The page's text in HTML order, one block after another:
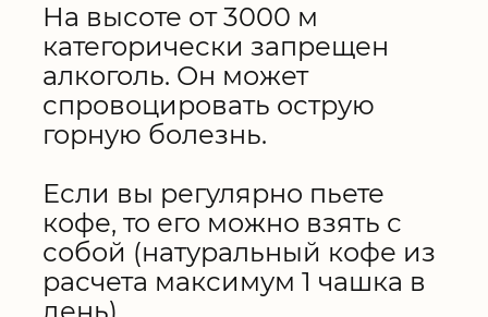
На высоте от 3000 м
категорически запрещен
алкоголь. Он может
спровоцировать острую
горную болезнь.
Если вы регулярно пьете
кофе, то его можно взять с
собой (натуральный кофе из
расчета максимум 1 чашка в